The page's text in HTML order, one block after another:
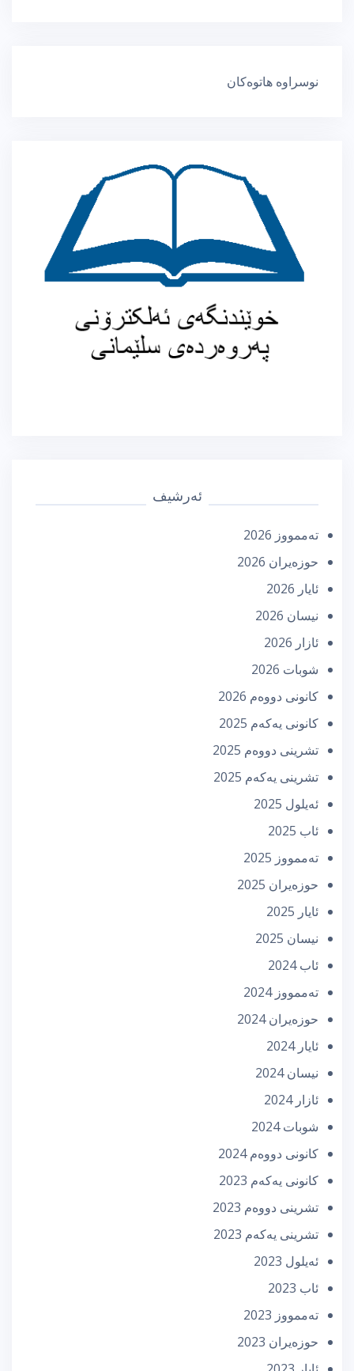
نوسراوە هاتوەکان
ئەرشیف
تەممووز 2026
حوزه‌یران 2026
ئایار 2026
نیسان 2026
ئازار 2026
شوبات 2026
كانونی دووه‌م 2026
كانونی یه‌كه‌م 2025
تشرینی دووه‌م 2025
تشرینی یه‌كه‌م 2025
ئه‌یلول 2025
ئاب 2025
تەممووز 2025
حوزه‌یران 2025
ئایار 2025
نیسان 2025
ئاب 2024
تەممووز 2024
حوزه‌یران 2024
ئایار 2024
نیسان 2024
ئازار 2024
شوبات 2024
كانونی دووه‌م 2024
كانونی یه‌كه‌م 2023
تشرینی دووه‌م 2023
تشرینی یه‌كه‌م 2023
ئه‌یلول 2023
ئاب 2023
تەممووز 2023
حوزه‌یران 2023